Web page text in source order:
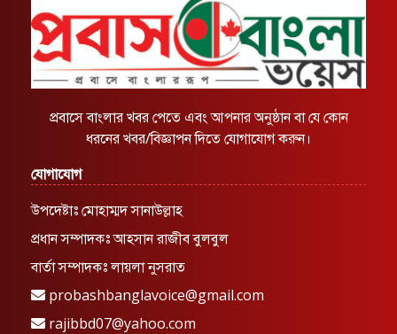
প্রবাসে বাংলার খবর পেতে এবং আপনার অনুষ্ঠান বা যে কোন
ধরনের খবর/বিজ্ঞাপন দিতে যোগাযোগ করুন।
যোগাযোগ
উপদেষ্টাঃ মোহাম্মদ সানাউল্লাহ
প্রধান সম্পাদকঃ আহসান রাজীব বুলবুল
বার্তা সম্পাদকঃ লায়লা নুসরাত
probashbanglavoice@gmail.com
rajibbd07@yahoo.com